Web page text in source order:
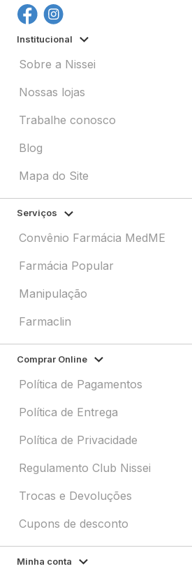
Institucional
Sobre a Nissei
Nossas lojas
Trabalhe conosco
Blog
Mapa do Site
Serviços
Convênio Farmácia MedME
Farmácia Popular
Manipulação
Farmaclin
Comprar Online
Política de Pagamentos
Política de Entrega
Política de Privacidade
Regulamento Club Nissei
Trocas e Devoluções
Cupons de desconto
Minha conta